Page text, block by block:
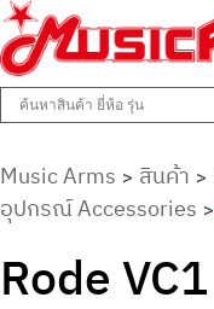
Music Arms
ศูนย์รวมครื่องดนตรีทุกช
Music Arms > สินค้า >
อุปกรณ์ Accessories >
Rode VC1